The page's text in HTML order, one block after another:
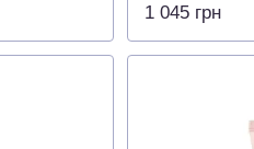
1 045 грн